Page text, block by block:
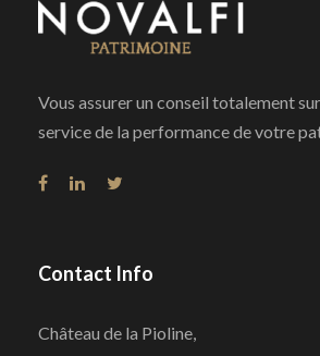
Vous assurer un conseil totalement
service de la performance de votre
Contact Info
Château de la Pioline,